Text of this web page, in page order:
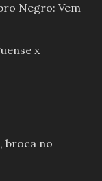
Negro: Vem
x
broca no